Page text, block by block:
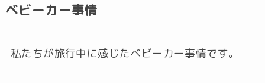
ベビーカー事情
私たちが旅行中に感じたベビーカー事情です。